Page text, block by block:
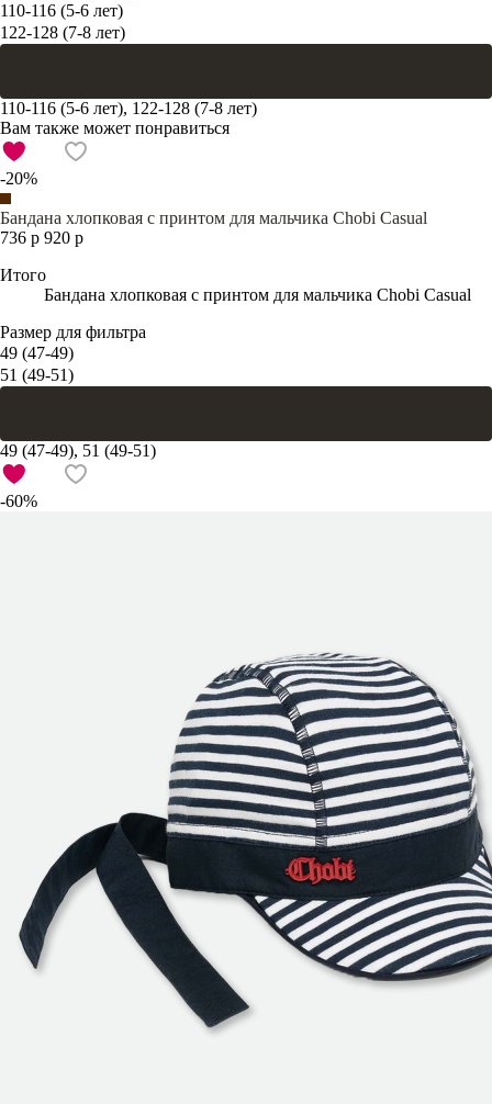
110-116 (5-6 лет)
122-128 (7-8 лет)
110-116 (5-6 лет), 122-128 (7-8 лет)
Вам также может понравиться
-20%
Бандана хлопковая с принтом для мальчика Chobi Casual
736 р 920 р
Итого
Бандана хлопковая с принтом для мальчика Chobi Casual
Размер для фильтра
49 (47-49)
51 (49-51)
49 (47-49), 51 (49-51)
-60%